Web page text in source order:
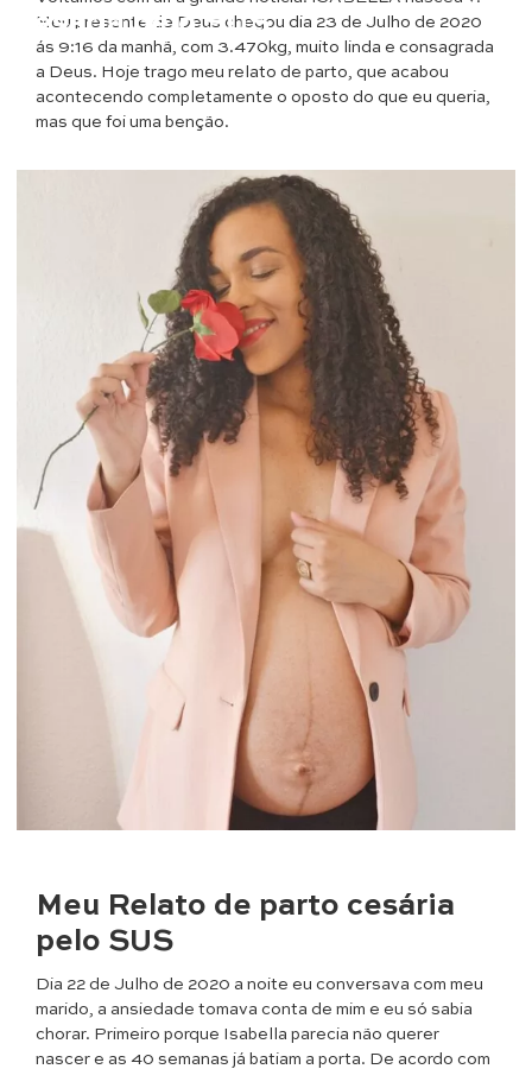
cesária pelo SUS
Meu presente de Deus chegou dia 23 de Julho de 2020
ás 9:16 da manhã, com 3.470kg, muito linda e consagrada
a Deus. Hoje trago meu relato de parto, que acabou
acontecendo completamente o oposto do que eu queria,
mas que foi uma benção.
Meu Relato de parto cesária
pelo SUS
Dia 22 de Julho de 2020 a noite eu conversava com meu
marido, a ansiedade tomava conta de mim e eu só sabia
chorar. Primeiro porque Isabella parecia não querer
nascer e as 40 semanas já batiam a porta. De acordo com